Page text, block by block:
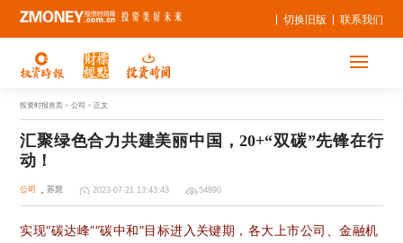
联系我们
切换旧版
投资时报首页 > 公司 > 正文
汇聚绿色合力共建美丽中国，20+“双碳”先锋在行
动！
公司 苏慧 2023-07-21 13:43:43 54890
实现“碳达峰”“碳中和”目标进入关键期，各大上市公司、金融机